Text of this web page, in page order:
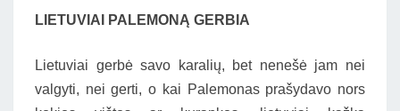
LIETUVIAI PALEMONĄ GERBIA
Lietuviai gerbė savo karalių, bet nenešė jam nei
valgyti, nei gerti, o kai Palemonas prašydavo nors